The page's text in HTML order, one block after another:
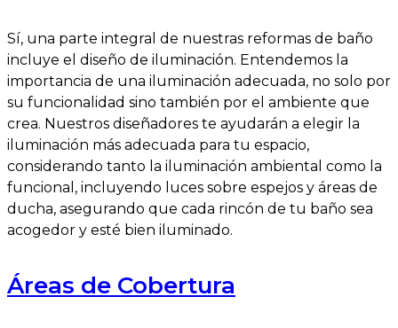
Sí, una parte integral de nuestras reformas de baño
incluye el diseño de iluminación. Entendemos la
importancia de una iluminación adecuada, no solo por
su funcionalidad sino también por el ambiente que
crea. Nuestros diseñadores te ayudarán a elegir la
iluminación más adecuada para tu espacio,
considerando tanto la iluminación ambiental como la
funcional, incluyendo luces sobre espejos y áreas de
ducha, asegurando que cada rincón de tu baño sea
acogedor y esté bien iluminado.
Áreas de Cobertura